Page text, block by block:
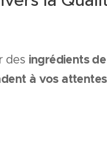
des ingrédients
à vos attentes